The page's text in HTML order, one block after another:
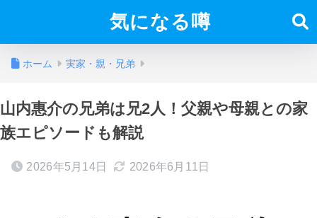
気になる噂
ホーム 実家・親・兄弟
山内惠介の兄弟は兄2人！父親や母親との家
族エピソードも解説
2026年5月14日 2026年6月11日